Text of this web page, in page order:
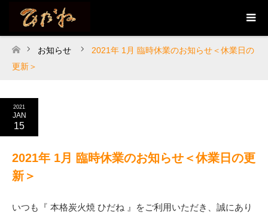
ホーム
お知らせ
2021年 1月 臨時休業のお知らせ＜休業日の
更新＞
2021
JAN
15
2021年 1月 臨時休業のお知らせ＜休業日の更
新＞
いつも『 本格炭火焼 ひだね 』をご利用いただき、誠にあり